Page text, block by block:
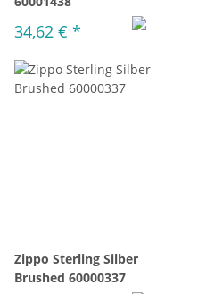
34,62 € *
Zippo Sterling Silber
Brushed 60000337